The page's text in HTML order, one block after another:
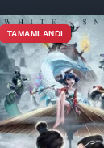
TAMAMLANDI